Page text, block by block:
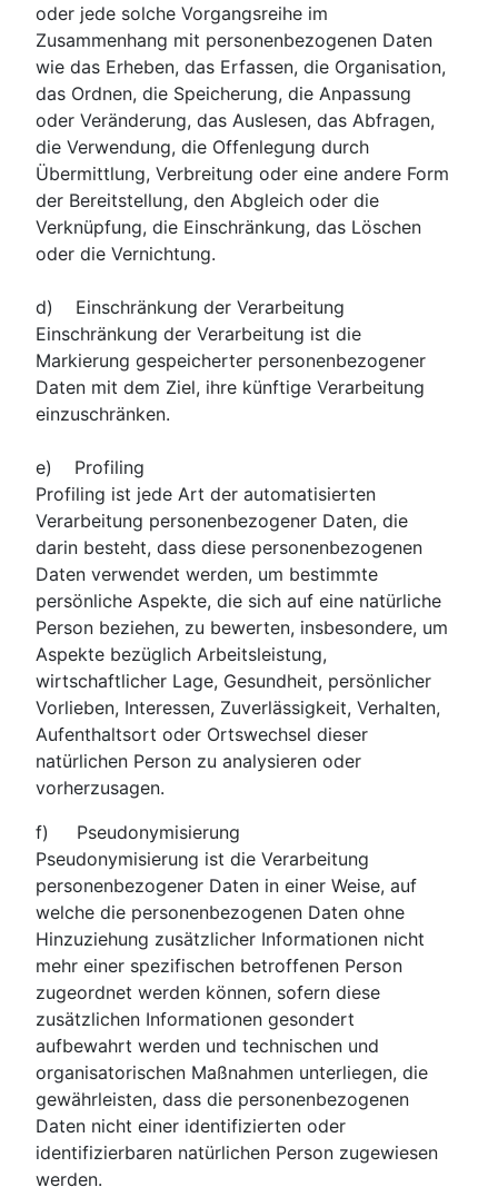
oder jede solche Vorgangsreihe im
Zusammenhang mit personenbezogenen Daten
wie das Erheben, das Erfassen, die Organisation,
das Ordnen, die Speicherung, die Anpassung
oder Veränderung, das Auslesen, das Abfragen,
die Verwendung, die Offenlegung durch
Übermittlung, Verbreitung oder eine andere Form
der Bereitstellung, den Abgleich oder die
Verknüpfung, die Einschränkung, das Löschen
oder die Vernichtung.
d) Einschränkung der Verarbeitung
Einschränkung der Verarbeitung ist die
Markierung gespeicherter personenbezogener
Daten mit dem Ziel, ihre künftige Verarbeitung
einzuschränken.
e) Profiling
Profiling ist jede Art der automatisierten
Verarbeitung personenbezogener Daten, die
darin besteht, dass diese personenbezogenen
Daten verwendet werden, um bestimmte
persönliche Aspekte, die sich auf eine natürliche
Person beziehen, zu bewerten, insbesondere, um
Aspekte bezüglich Arbeitsleistung,
wirtschaftlicher Lage, Gesundheit, persönlicher
Vorlieben, Interessen, Zuverlässigkeit, Verhalten,
Aufenthaltsort oder Ortswechsel dieser
natürlichen Person zu analysieren oder
vorherzusagen.
f) Pseudonymisierung
Pseudonymisierung ist die Verarbeitung
personenbezogener Daten in einer Weise, auf
welche die personenbezogenen Daten ohne
Hinzuziehung zusätzlicher Informationen nicht
mehr einer spezifischen betroffenen Person
zugeordnet werden können, sofern diese
zusätzlichen Informationen gesondert
aufbewahrt werden und technischen und
organisatorischen Maßnahmen unterliegen, die
gewährleisten, dass die personenbezogenen
Daten nicht einer identifizierten oder
identifizierbaren natürlichen Person zugewiesen
werden.